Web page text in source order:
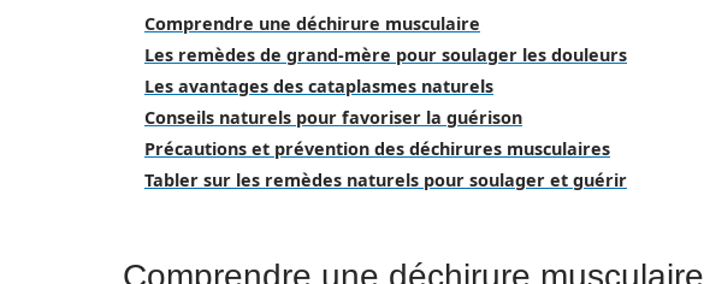
Comprendre une déchirure musculaire
Les remèdes de grand-mère pour soulager les douleurs
Les avantages des cataplasmes naturels
Conseils naturels pour favoriser la guérison
Précautions et prévention des déchirures musculaires
Tabler sur les remèdes naturels pour soulager et guérir
Comprendre une déchirure musculaire